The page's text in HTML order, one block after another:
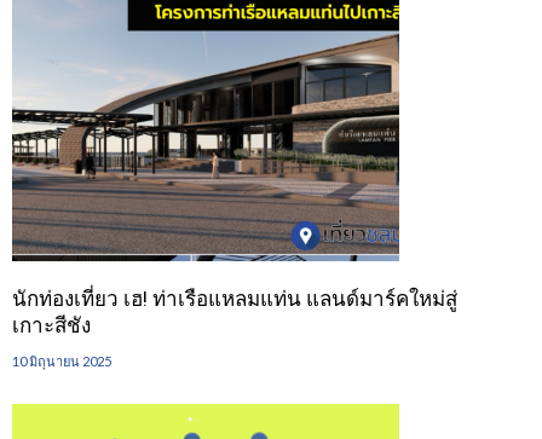
นักท่องเที่ยว เฮ! ท่าเรือแหลมแท่น แลนด์มาร์คใหม่สู่
เกาะสีชัง
10 มิถุนายน 2025